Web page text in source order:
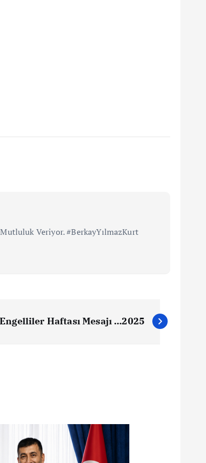
Veriyor. #BerkayYılmazKurt
Haftası Mesajı …2025